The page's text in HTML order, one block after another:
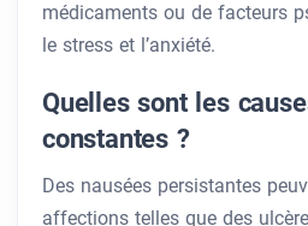
médicaments ou de facteurs
le stress et l’anxiété.
Quelles sont les
constantes ?
Des nausées persistantes
affections telles que des